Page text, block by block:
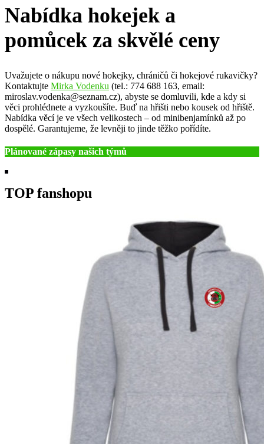
Nabídka hokejek a
pomůcek za skvělé ceny
Uvažujete o nákupu nové hokejky, chráničů či hokejové rukavičky?
Kontaktujte Mirka Vodenku (tel.: 774 688 163, email:
miroslav.vodenka@seznam.cz), abyste se domluvili, kde a kdy si
věci prohlédnete a vyzkoušíte. Buď na hřišti nebo kousek od hřiště.
Nabídka věcí je ve všech velikostech – od minibenjamínků až po
dospělé. Garantujeme, že levněji to jinde těžko pořídíte.
Plánované zápasy našich týmů
TOP fanshopu